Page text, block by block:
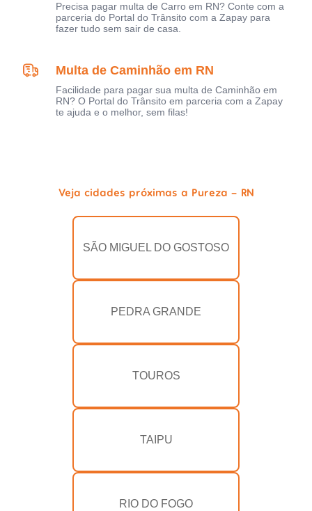
Precisa pagar multa de Carro em RN? Conte com a
parceria do Portal do Trânsito com a Zapay para
fazer tudo sem sair de casa.
Multa de Caminhão em RN
Facilidade para pagar sua multa de Caminhão em
RN? O Portal do Trânsito em parceria com a Zapay
te ajuda e o melhor, sem filas!
Veja cidades próximas a Pureza - RN
SÃO MIGUEL DO GOSTOSO
PEDRA GRANDE
TOUROS
TAIPU
RIO DO FOGO